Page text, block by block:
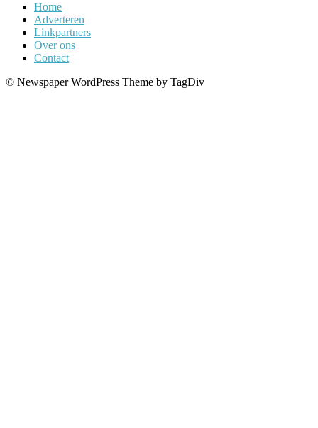
Home
Adverteren
Linkpartners
Over ons
Contact
© Newspaper WordPress Theme by TagDiv